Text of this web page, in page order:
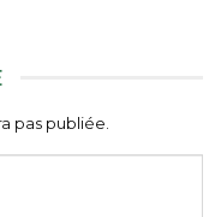
pas publiée.